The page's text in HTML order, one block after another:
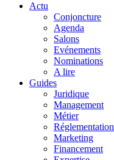
Actu
Conjoncture
Agenda
Salons
Evénements
Nominations
A lire
Guides
Juridique
Management
Métier
Réglementation
Marketing
Financement